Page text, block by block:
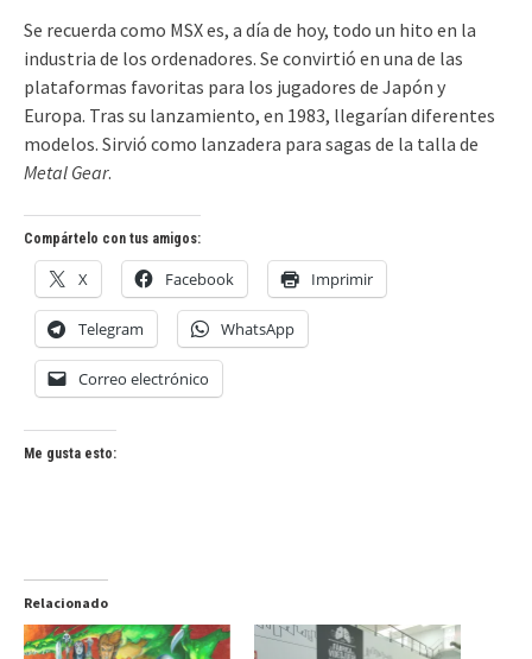
Se recuerda como MSX es, a día de hoy, todo un hito en la
industria de los ordenadores. Se convirtió en una de las
plataformas favoritas para los jugadores de Japón y
Europa. Tras su lanzamiento, en 1983, llegarían diferentes
modelos. Sirvió como lanzadera para sagas de la talla de
Metal Gear.
Compártelo con tus amigos:
X Facebook Imprimir
Telegram WhatsApp
Correo electrónico
Me gusta esto:
Relacionado